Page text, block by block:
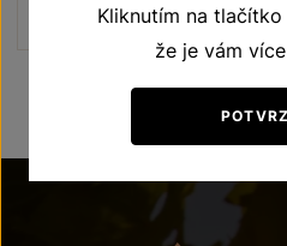
900Kč
Kliknutím na
že je vám